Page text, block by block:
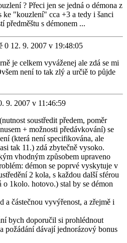
? Přeci jen se jedná o démona z
ke "kouzlení" cca +3 a tedy i šanci
předměštu s démonem ...
12. 9. 2007 v 19:48:05
je celkem vyváženej ale zdá se mi
není to tak zlý a určiě to půjde
9. 2007 v 11:46:59
soustředit předem, poměr
+ možnosti předávkování) se
(která není specifikována, ale
tak 11.) zdá zbytečně vysoko.
vhodným způsobem upraveno
démon se poprvé vyskytuje v
2 kola, s každou další sférou
o 1kolo. hotovo.) stal by se démon
a částečnou vyvýřenost, a zřejmě i
bych doporučil si prohlédnout
požádání dávají jednorázový bonus